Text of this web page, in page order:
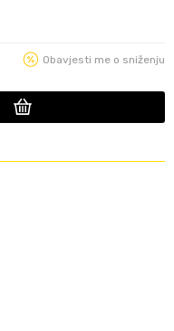
Obavjesti me o sniženju